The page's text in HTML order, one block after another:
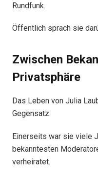
Rundfunk.
Öffentlich sprach sie
Zwischen
Privatsphäre
Das Leben von Julia
Gegensatz.
Einerseits war sie viele
bekanntesten
verheiratet.